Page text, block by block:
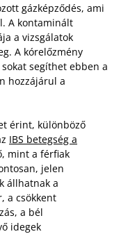
gázképződés, ami
A kontaminált
a vizsgálatok
A kórelőzmény
segíthet ebben a
hozzájárul a
érint, különböző
IBS betegség a
mint a férfiak
jelen
állhatnak a
a csökkent
a bél
idegek